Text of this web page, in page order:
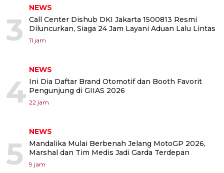
3
NEWS
Call Center Dishub DKI Jakarta 1500813 Resmi
Diluncurkan, Siaga 24 Jam Layani Aduan Lalu Lintas
11 jam
4
NEWS
Ini Dia Daftar Brand Otomotif dan Booth Favorit
Pengunjung di GIIAS 2026
22 jam
5
NEWS
Mandalika Mulai Berbenah Jelang MotoGP 2026,
Marshal dan Tim Medis Jadi Garda Terdepan
9 jam